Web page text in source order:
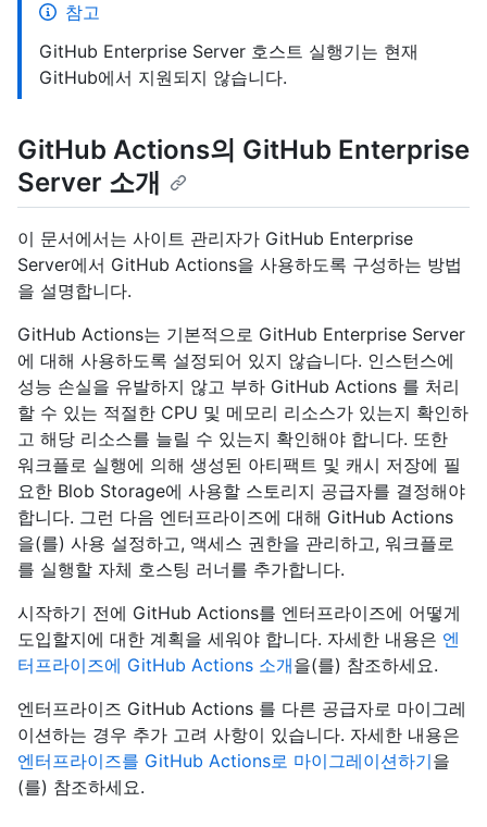
참고
GitHub Enterprise Server 호스트 실행기는 현재
GitHub에서 지원되지 않습니다.
GitHub Actions의 GitHub Enterprise
Server 소개
이 문서에서는 사이트 관리자가 GitHub Enterprise
Server에서 GitHub Actions을 사용하도록 구성하는 방법
을 설명합니다.
GitHub Actions는 기본적으로 GitHub Enterprise Server
에 대해 사용하도록 설정되어 있지 않습니다. 인스턴스에
성능 손실을 유발하지 않고 부하 GitHub Actions 를 처리
할 수 있는 적절한 CPU 및 메모리 리소스가 있는지 확인하
고 해당 리소스를 늘릴 수 있는지 확인해야 합니다. 또한
워크플로 실행에 의해 생성된 아티팩트 및 캐시 저장에 필
요한 Blob Storage에 사용할 스토리지 공급자를 결정해야
합니다. 그런 다음 엔터프라이즈에 대해 GitHub Actions
을(를) 사용 설정하고, 액세스 권한을 관리하고, 워크플로
를 실행할 자체 호스팅 러너를 추가합니다.
시작하기 전에 GitHub Actions를 엔터프라이즈에 어떻게
도입할지에 대한 계획을 세워야 합니다. 자세한 내용은 엔
터프라이즈에 GitHub Actions 소개을(를) 참조하세요.
엔터프라이즈 GitHub Actions 를 다른 공급자로 마이그레
이션하는 경우 추가 고려 사항이 있습니다. 자세한 내용은
엔터프라이즈를 GitHub Actions로 마이그레이션하기을
(를) 참조하세요.